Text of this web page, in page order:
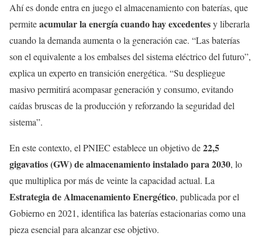
Ahí es donde entra en juego el almacenamiento con baterías, que
permiteacumular la energía cuando hay excedentesy liberarla
cuando la demanda aumenta o la generación cae. “Las baterías
son el equivalente a los embalses del sistema eléctrico del futuro”,
explica un experto en transición energética. “Su despliegue
masivo permitirá acompasar generación y consumo, evitando
caídas bruscas de la producción y reforzando la seguridad del
sistema”.
En este contexto, el PNIEC establece un objetivo de22,5
gigavatios (GW) de almacenamiento instalado para 2030, lo
que multiplica por más de veinte la capacidad actual. La
Estrategia de Almacenamiento Energético, publicada por el
Gobierno en 2021, identifica las baterías estacionarias como una
pieza esencial para alcanzar ese objetivo.